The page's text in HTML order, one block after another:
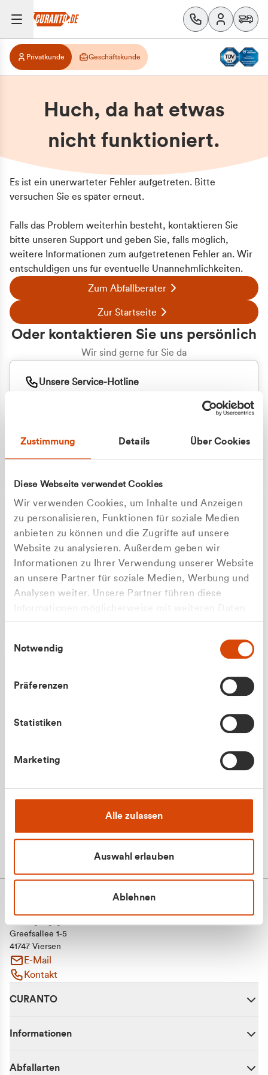
Zustimmung Details Über Cookies
Diese Webseite verwendet Cookies
Wir verwenden Cookies, um Inhalte und Anzeigen
zu personalisieren, Funktionen für soziale Medien
anbieten zu können und die Zugriffe auf unsere
Website zu analysieren. Außerdem geben wir
Informationen zu Ihrer Verwendung unserer Website
an unsere Partner für soziale Medien, Werbung und
Analysen weiter. Unsere Partner führen diese
gesammelt haben.
Notwendig
Präferenzen
Statistiken
Marketing
Alle zulassen
Auswahl erlauben
Ablehnen
Privatkunde Geschäftskunde
Huch, da hat etwas
nicht funktioniert.
Es ist ein unerwarteter Fehler aufgetreten. Bitte
versuchen Sie es später erneut.
Falls das Problem weiterhin besteht, kontaktieren Sie
bitte unseren Support und geben Sie, falls möglich,
weitere Informationen zum aufgetretenen Fehler an. Wir
entschuldigen uns für eventuelle Unannehmlichkeiten.
Zum Abfallberater
Zur Startseite
Oder kontaktieren Sie uns persönlich
Wir sind gerne für Sie da
Unsere Service-Hotline
+49 177 8376058
Apilash Balanesan
Greefsallee 1-5
41747 Viersen
E-Mail
Kontakt
CURANTO
Informationen
Abfallarten